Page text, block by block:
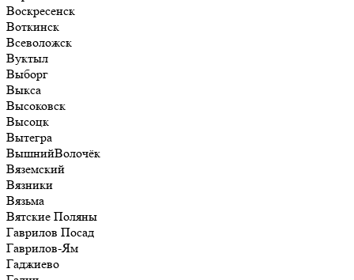
Воскресенск
Воткинск
Всеволожск
Вуктыл
Выборг
Выкса
Высоковск
Высоцк
Вытегра
ВышнийВолочёк
Вяземский
Вязники
Вязьма
Вятские Поляны
Гаврилов Посад
Гаврилов-Ям
Гаджиево